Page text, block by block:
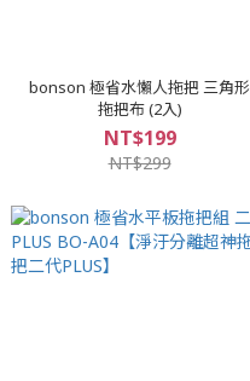
bonson 極省水懶人拖把 三角形
拖把布 (2入)
NT$199
NT$299